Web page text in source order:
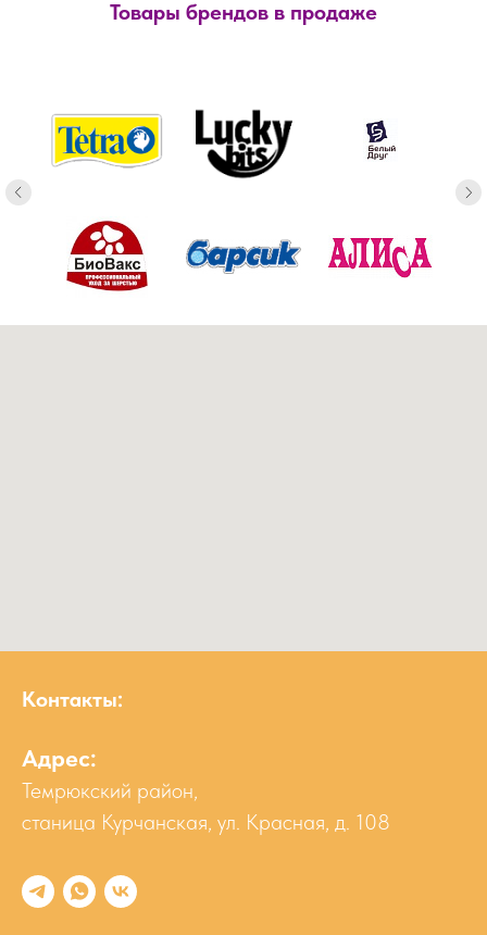
Товары брендов в продаже
Контакты:
Адрес:
Темрюкский район,
станица Курчанская, ул. Красная, д. 108